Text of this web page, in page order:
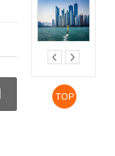
TOP